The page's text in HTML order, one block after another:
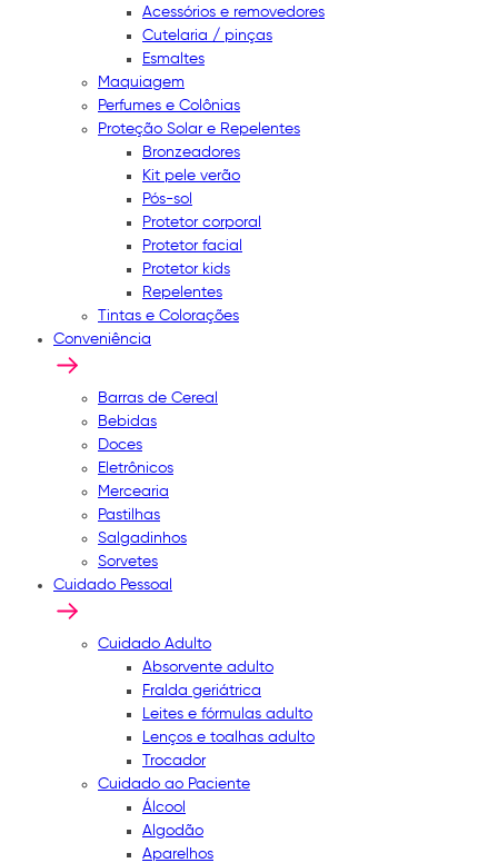
Acessórios e removedores
Cutelaria / pinças
Esmaltes
Maquiagem
Perfumes e Colônias
Proteção Solar e Repelentes
Bronzeadores
Kit pele verão
Pós-sol
Protetor corporal
Protetor facial
Protetor kids
Repelentes
Tintas e Colorações
Conveniência
Barras de Cereal
Bebidas
Doces
Eletrônicos
Mercearia
Pastilhas
Salgadinhos
Sorvetes
Cuidado Pessoal
Cuidado Adulto
Absorvente adulto
Fralda geriátrica
Leites e fórmulas adulto
Lenços e toalhas adulto
Trocador
Cuidado ao Paciente
Álcool
Algodão
Aparelhos